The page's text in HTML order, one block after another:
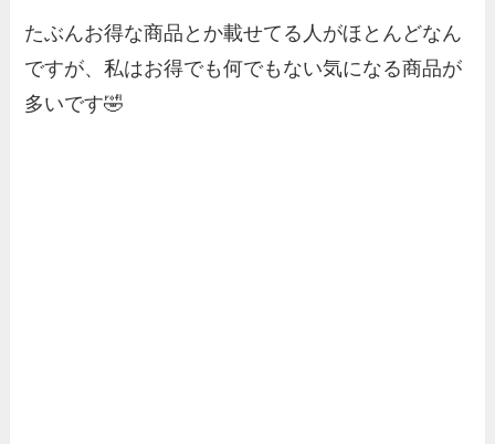
たぶんお得な商品とか載せてる人がほとんどなん
ですが、私はお得でも何でもない気になる商品が
多いです🤣